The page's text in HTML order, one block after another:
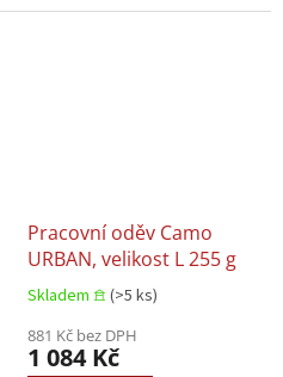
Pracovní oděv Camo
URBAN, velikost L 255 g
Skladem 𖠿 (>5 ks)
881 Kč bez DPH
1 084 Kč